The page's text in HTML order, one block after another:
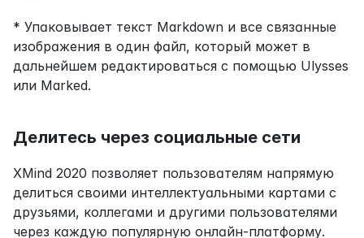
* Упаковывает текст Markdown и все связанные
изображения в один файл, который может в
дальнейшем редактироваться с помощью Ulysses
или Marked.
Делитесь через социальные сети
XMind 2020 позволяет пользователям напрямую
делиться своими интеллектуальными картами с
друзьями, коллегами и другими пользователями
через каждую популярную онлайн-платформу.